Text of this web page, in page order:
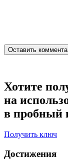
Хотите
на
в пробный
Получить ключ
Достижения